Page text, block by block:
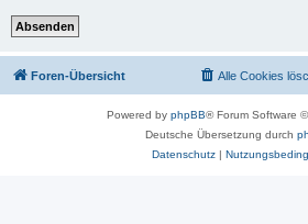
Foren-Übersicht Alle Cookies
Powered by phpBB® Forum Software
Deutsche Übersetzung durch
Datenschutz|